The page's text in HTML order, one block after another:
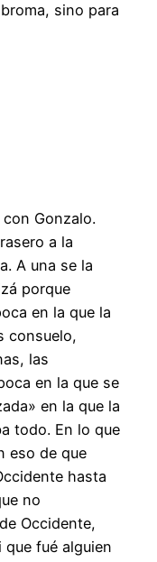
sino para
Gonzalo.
a la
A una se la
porque
en la que la
consuelo,
las
en la que se
en la que la
todo. En lo que
eso de que
hasta
no
Occidente,
fué alguien